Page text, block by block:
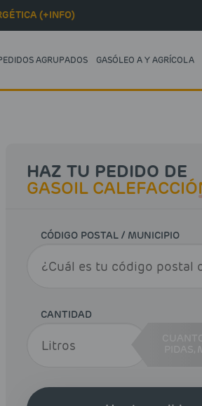
(+INFO)
AGRUPADOS GASÓLEO A Y AGRÍCOLA
HAZ TU PEDIDO DE
GASOIL
CÓDIGO POSTAL / MUNICIPIO
CANTIDAD